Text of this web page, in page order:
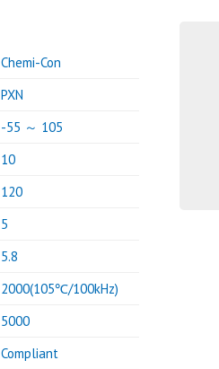
Chemi-Con
PXN
-55 ～ 105
10
120
5
5.8
2000(105℃/100kHz)
5000
Compliant